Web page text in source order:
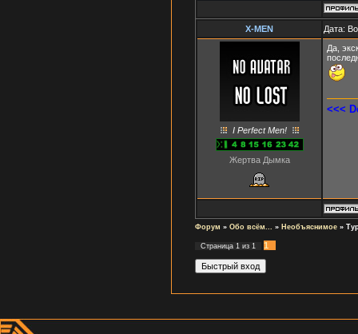
X-MEN Дата:
I Perfect Men!
Жертва Дымка
Да,
<<<
Форум » Обо всём... » Необъяснимое »
Страница 1 из 1 1